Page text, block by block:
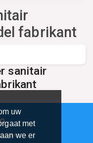
uw
met
we er
fabrikant
sanitair